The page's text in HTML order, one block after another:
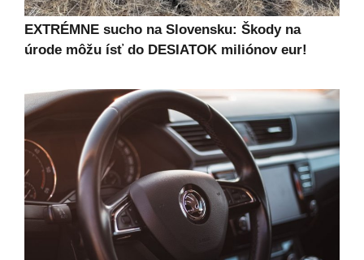
EXTRÉMNE sucho na Slovensku: Škody na
úrode môžu ísť do DESIATOK miliónov eur!